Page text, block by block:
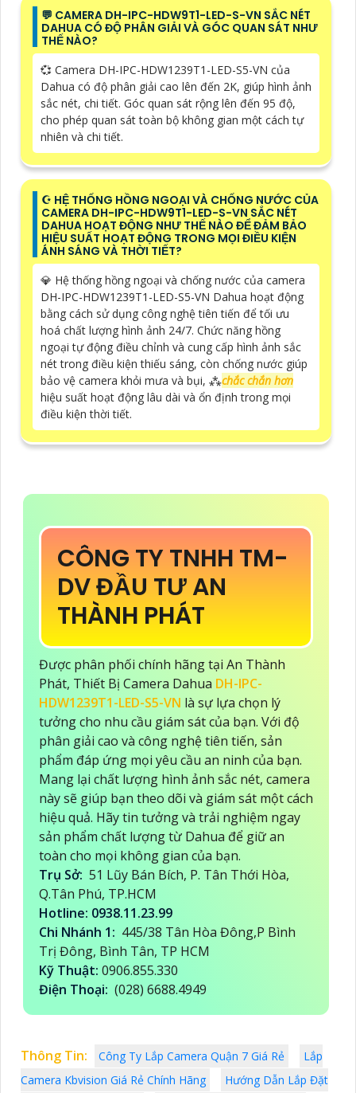
️💬 CAMERA DH-IPC-HDW9T1-LED-S-VN SẮC NÉT
DAHUA CÓ ĐỘ PHÂN GIẢI VÀ GÓC QUAN SÁT NHƯ
THẾ NÀO?
💞 Camera DH-IPC-HDW1239T1-LED-S5-VN của
Dahua có độ phân giải cao lên đến 2K, giúp hình ảnh
sắc nét, chi tiết. Góc quan sát rộng lên đến 95 độ,
cho phép quan sát toàn bộ không gian một cách tự
nhiên và chi tiết.
☪ HỆ THỐNG HỒNG NGOẠI VÀ CHỐNG NƯỚC CỦA
CAMERA DH-IPC-HDW9T1-LED-S-VN SẮC NÉT
DAHUA HOẠT ĐỘNG NHƯ THẾ NÀO ĐỂ ĐẢM BẢO
HIỆU SUẤT HOẠT ĐỘNG TRONG MỌI ĐIỀU KIỆN
ÁNH SÁNG VÀ THỜI TIẾT?
💎 Hệ thống hồng ngoại và chống nước của camera
DH-IPC-HDW1239T1-LED-S5-VN Dahua hoạt động
bằng cách sử dụng công nghệ tiên tiến để tối ưu
hoá chất lượng hình ảnh 24/7. Chức năng hồng
ngoại tự động điều chỉnh và cung cấp hình ảnh sắc
nét trong điều kiện thiếu sáng, còn chống nước giúp
bảo vệ camera khỏi mưa và bụi, ⁂chắc chắn hơn
hiệu suất hoạt động lâu dài và ổn định trong mọi
điều kiện thời tiết.
CÔNG TY TNHH TM-
DV ĐẦU TƯ AN
THÀNH PHÁT
Được phân phối chính hãng tại An Thành
Phát, Thiết Bị Camera Dahua DH-IPC-
HDW1239T1-LED-S5-VN là sự lựa chọn lý
tưởng cho nhu cầu giám sát của bạn. Với độ
phân giải cao và công nghệ tiên tiến, sản
phẩm đáp ứng mọi yêu cầu an ninh của bạn.
Mang lại chất lượng hình ảnh sắc nét, camera
này sẽ giúp bạn theo dõi và giám sát một cách
hiệu quả. Hãy tin tưởng và trải nghiệm ngay
sản phẩm chất lượng từ Dahua để giữ an
toàn cho mọi không gian của bạn.
Trụ Sở: 51 Lũy Bán Bích, P. Tân Thới Hòa,
Q.Tân Phú, TP.HCM
Hotline: 0938.11.23.99
Chi Nhánh 1: 445/38 Tân Hòa Đông,P Bình
Trị Đông, Bình Tân, TP HCM
Kỹ Thuật: 0906.855.330
Điện Thoại: (028) 6688.4949
Thông Tin: Công Ty Lắp Camera Quận 7 Giá Rẻ
Lắp
Camera Kbvision Giá Rẻ Chính Hãng
Hướng Dẫn Lắp Đặt